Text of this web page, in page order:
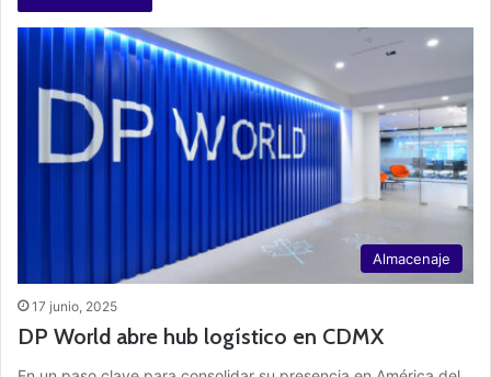
Almacenaje
17 junio, 2025
DP World abre hub logístico en CDMX